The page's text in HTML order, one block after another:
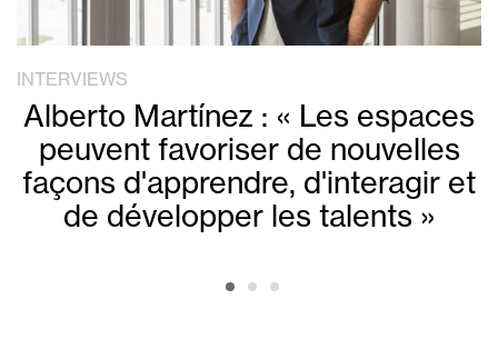
INTERVIEWS
Alberto Martínez : « Les espaces
peuvent favoriser de nouvelles
façons d'apprendre, d'interagir et
de développer les talents »